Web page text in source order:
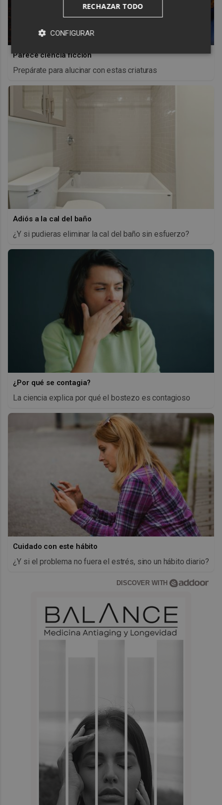
Parece ciencia ficción
Prepárate para alucinar con estas criaturas
Adiós a la cal del baño
¿Y si pudieras eliminar la cal del baño sin esfuerzo?
¿Por qué se contagia?
La ciencia explica por qué el bostezo es contagioso
Cuidado con este hábito
¿Y si el problema no fuera el estrés, sino un hábito diario?
DISCOVER WITH
RECHAZAR TODO
CONFIGURAR